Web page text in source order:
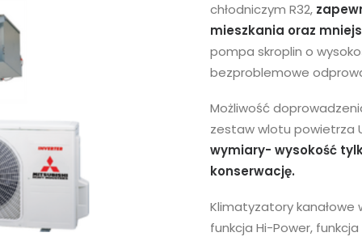
chłodniczym R32,
mieszkania oraz
pompa skroplin o
bezproblemowe
Możliwość
zestaw wlotu powietrza
wymiary- wysokość
konserwację.
Klimatyzatory kanałowe
funkcja Hi-Power,